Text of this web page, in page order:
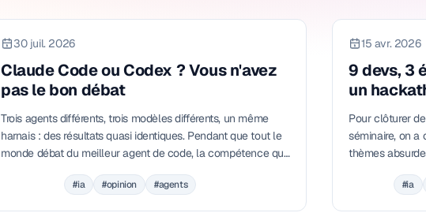
30 juil. 2026
Claude Code ou Codex ? Vous n'avez
pas le bon débat
Trois agents différents, trois modèles différents, un même
harnais : des résultats quasi identiques. Pendant que tout le
monde débat du meilleur agent de code, la compétence qui
#ia #opinion #agents
15 avr. 2026
9 devs, 3
un
Pour clôturer
séminaire, on a
thèmes
pour écureuils.
#ia